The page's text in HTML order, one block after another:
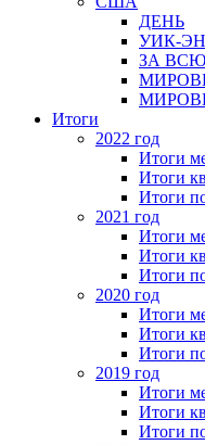
ДЕНЬ
УИК-
ЗА
Итоги
2022 год
Итоги
Итоги
Итоги
2021 год
Итоги
Итоги
Итоги
2020 год
Итоги
Итоги
Итоги
2019 год
Итоги
Итоги
Итоги